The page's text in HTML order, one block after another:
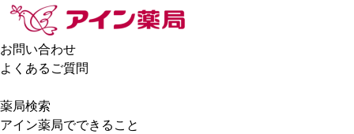
お問い合わせ
よくあるご質問
薬局検索
アイン薬局でできること